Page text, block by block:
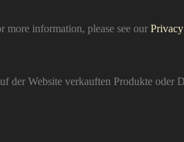
more information, please see our
Website verkauften Produkte oder